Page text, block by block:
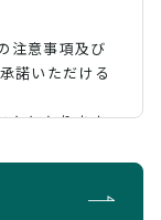
注意事項及び
諾いただける
とになります